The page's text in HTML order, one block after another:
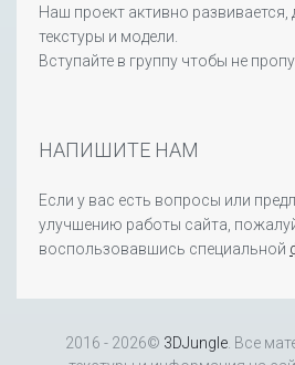
Наш проект активно
текстуры и модели.
Вступайте в группу чтобы не
НАПИШИТЕ НАМ
Если у вас есть вопросы или
улучшению работы сайта,
воспользовавшись специальной
2016 - 2026© 3DJungle. Все